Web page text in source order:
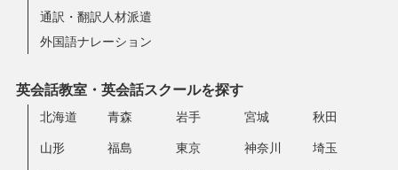
通訳・翻訳人材派遣
外国語ナレーション
英会話教室・英会話スクールを探す
北海道 青森 岩手 宮城 秋田
山形 福島 東京 神奈川 埼玉